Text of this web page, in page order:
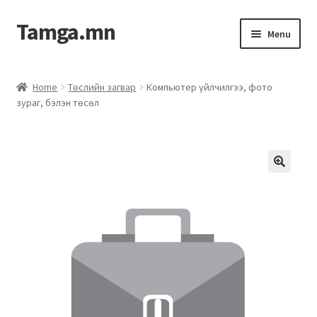
Tamga.mn Menu
ХАБЭА-н багц
Компанийн удирдлагын бичиг баримт
Home Төслийн загвар
Компьютер үйлчилгээ, фото
зураг, бэлэн төсөл